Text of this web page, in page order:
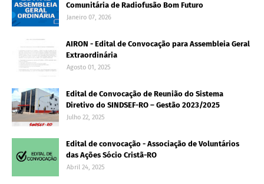
Comunitária de Radiofusão Bom Futuro
Janeiro 07, 2026
AIRON - Edital de Convocação para Assembleia Geral
Extraordinária
Agosto 01, 2025
Edital de Convocação de Reunião do Sistema
Diretivo do SINDSEF-RO – Gestão 2023/2025
Julho 22, 2025
Edital de convocação - Associação de Voluntários
das Ações Sócio Cristã-RO
Abril 24, 2025